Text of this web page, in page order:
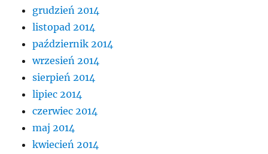
grudzień 2014
listopad 2014
październik 2014
wrzesień 2014
sierpień 2014
lipiec 2014
czerwiec 2014
maj 2014
kwiecień 2014